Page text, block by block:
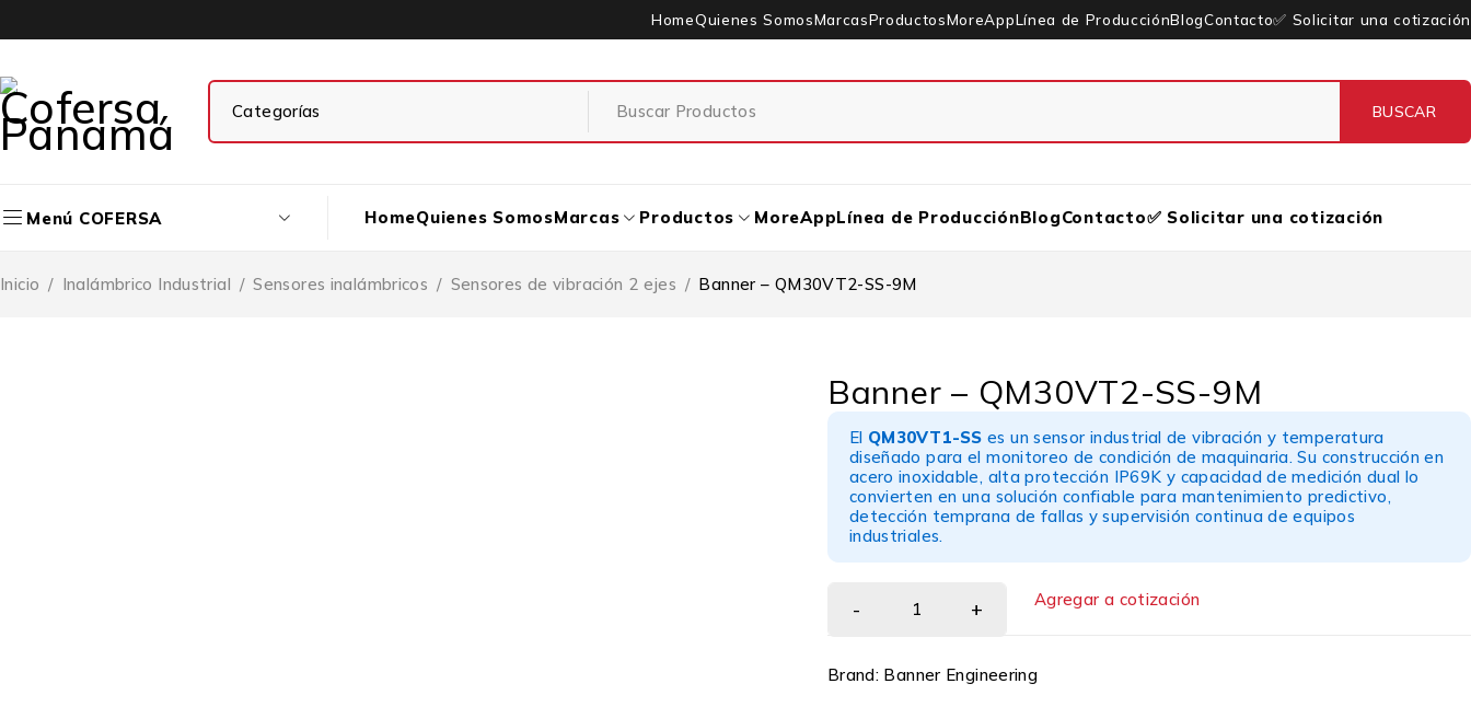
HomeQuienes SomosMarcasProductosMoreAppLínea de ProducciónBlogContacto✅ Solicitar una cotización
Menú COFERSA HomeQuienes SomosMarcas Productos MoreAppLínea de ProducciónBlogContacto✅ Solicitar una cotización
Inicio / Inalámbrico Industrial / Sensores inalámbricos / Sensores de vibración 2 ejes / Banner – QM30VT2-SS-9M
Banner – QM30VT2-SS-9M
El QM30VT1-SS es un sensor industrial de vibración y temperatura
diseñado para el monitoreo de condición de maquinaria. Su construcción en
acero inoxidable, alta protección IP69K y capacidad de medición dual lo
convierten en una solución confiable para mantenimiento predictivo,
detección temprana de fallas y supervisión continua de equipos
industriales.
Agregar a cotización
Brand: Banner Engineering